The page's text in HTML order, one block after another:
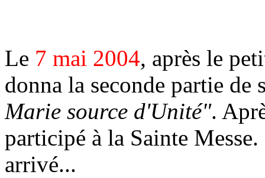
Le 7 mai 2004, après le
donna la seconde partie de
Marie source d'Unité".
participé à la Sainte
arrivé...